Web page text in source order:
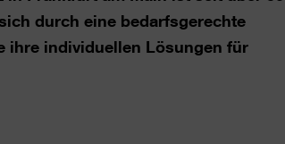
durch eine bedarfsgerechte
ihre individuellen Lösungen für